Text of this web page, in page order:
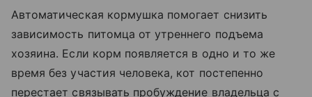
Автоматическая кормушка помогает снизить
зависимость питомца от утреннего подъема
хозяина. Если корм появляется в одно и то же
время без участия человека, кот постепенно
перестает связывать пробуждение владельца с